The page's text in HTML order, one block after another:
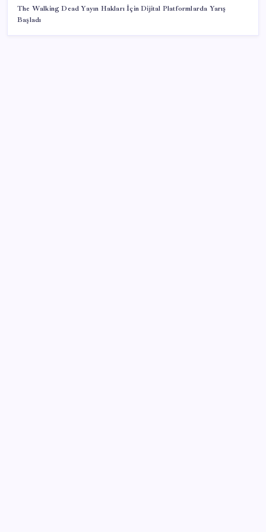
The Walking Dead Yayın Hakları İçin Dijital Platformlarda Yarış
Başladı